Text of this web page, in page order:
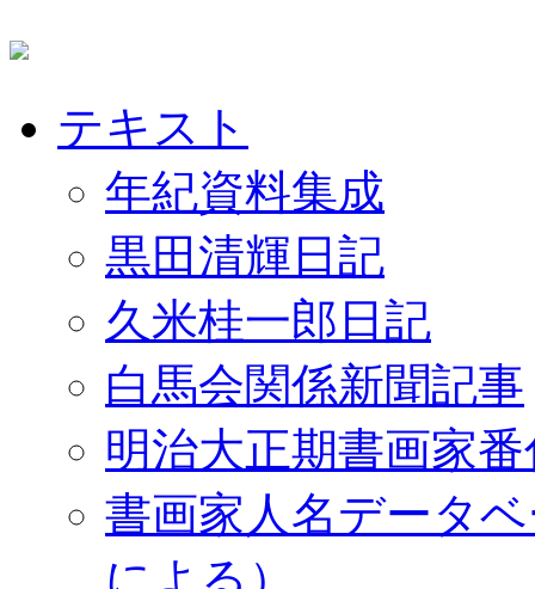
テキスト
年紀資料集成
黒田清輝日記
久米桂一郎日記
白馬会関係新聞記事
明治大正期書画家
書画家人名データ
による）